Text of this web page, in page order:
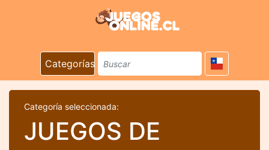
Categorías
Categoría seleccionada:
JUEGOS DE